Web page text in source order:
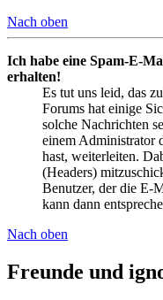
Nach oben
Ich habe eine Spam-E-
erhalten!
Es tut uns leid, das
Forums hat einige
solche Nachrichten
einem Administrator
hast, weiterleiten.
(Headers)
Benutzer, der die E-
kann dann
Nach oben
Freunde und